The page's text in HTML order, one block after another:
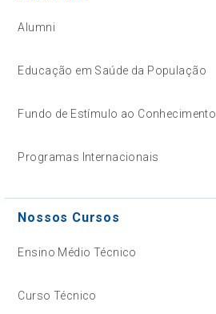
Alumni
Educação em Saúde da População
Fundo de Estímulo ao Conhecimento
Programas Internacionais
Nossos Cursos
Ensino Médio Técnico
Curso Técnico